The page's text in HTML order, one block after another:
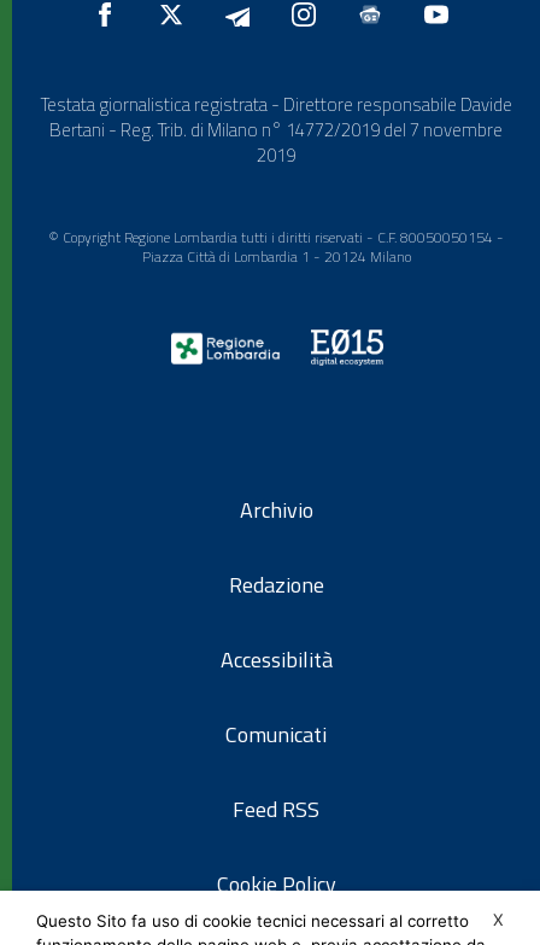
Testata giornalistica registrata - Direttore responsabile Davide
Bertani - Reg. Trib. di Milano n° 14772/2019 del 7 novembre
2019
© Copyright Regione Lombardia tutti i diritti riservati - C.F. 80050050154 -
Piazza Città di Lombardia 1 - 20124 Milano
Archivio
Redazione
Accessibilità
Comunicati
Feed RSS
Cookie Policy
X
Questo Sito fa uso di cookie tecnici necessari al corretto